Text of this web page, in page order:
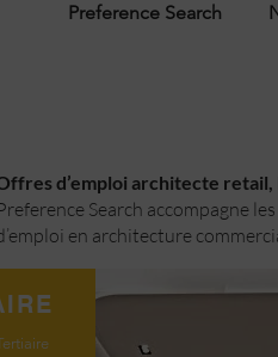
Preference Search
d’emploi architecte
Search accompagne
en architecture